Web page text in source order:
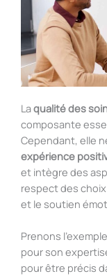
Laqualité des
composante
Cependant, elle
expérience
et intègre des
respect des
et le soutien
Prenons
pour son
pour être précis